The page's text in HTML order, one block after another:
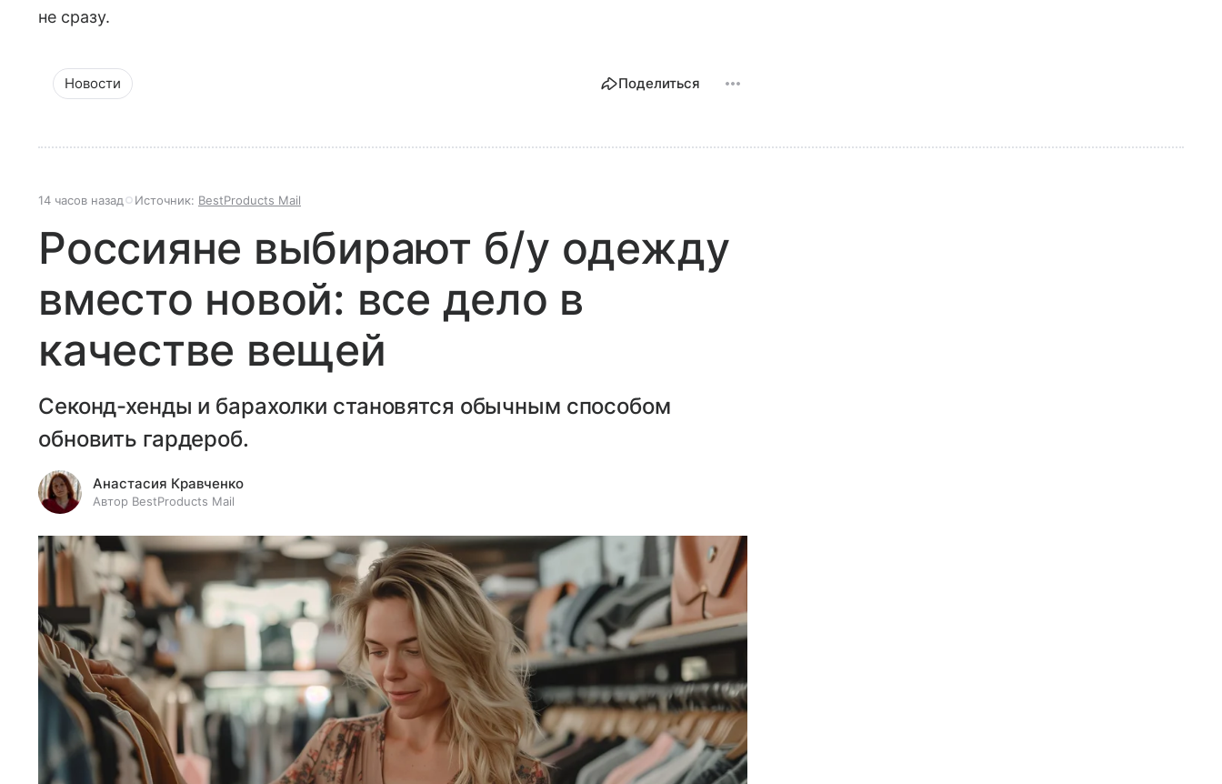
не сразу.
Новости Поделиться
14 часов назад Источник: BestProducts Mail
Россияне выбирают б/у одежду
вместо новой: все дело в
качестве вещей
Секонд-хенды и барахолки становятся обычным способом
обновить гардероб.
Анастасия Кравченко
Автор BestProducts Mail